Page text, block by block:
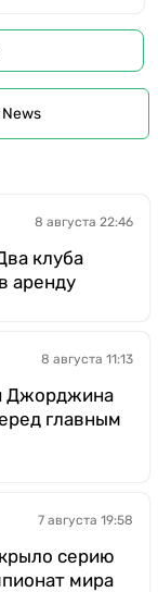
8 августа 22:46
клуба
аренду
8 августа 11:13
Джорджина
главным
7 августа 19:58
серию
мира